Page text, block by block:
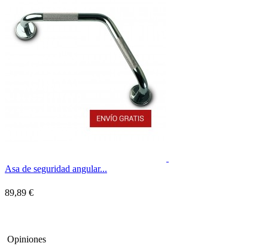
Asa de seguridad angular...
89,89 €
Opiniones